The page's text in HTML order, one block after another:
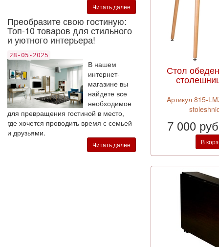
Читать далее
Преобразите свою гостиную:
Топ-10 товаров для стильного
и уютного интерьера!
28-05-2025
В нашем
интернет-
магазине вы
найдете все
необходимое
для превращения гостиной в место,
где хочется проводить время с семьей
и друзьями.
Читать далее
Стол
Aртикул 815-
7 000
В